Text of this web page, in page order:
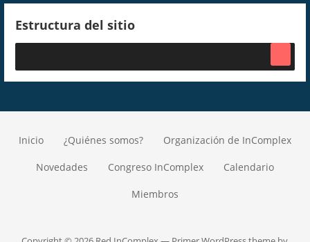
Estructura del sitio
Inicio ¿Quiénes somos? Organización de InComplex
Novedades Congreso InComplex Calendario
Miembros